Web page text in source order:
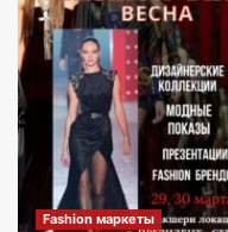
Fashion маркеты